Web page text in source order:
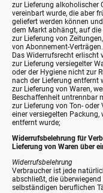
zur Lieferung alkoholischer
vereinbart wurde, die aber
geliefert werden können
dem Markt abhängt, auf
zur Lieferung von
von Abonnement-Verträgen.
Das Widerrufsrecht erlischt
zur Lieferung versiegelter
oder der Hygiene nicht zur
nach der Lieferung entfernt
zur Lieferung von Waren,
Beschaffenheit untrennbar
zur Lieferung von Ton-
einer versiegelten Packung,
entfernt wurde;
Widerrufsbelehrung für
Lieferung von Waren über
Widerrufsbelehrung
Verbraucher ist jede
abschließt, die
selbständigen beruflichen